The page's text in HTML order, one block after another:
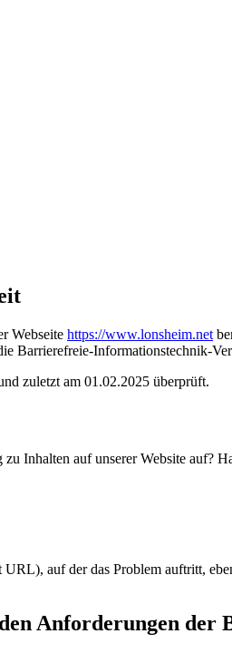
Webseite https://www.lonsheim.net
Barrierefreie-Informationstechnik-
zuletzt am 01.02.2025 überprüft.
Inhalten auf unserer Website auf?
auf der das Problem auftritt,
Anforderungen der